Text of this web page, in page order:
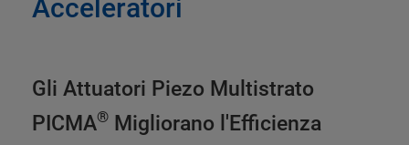
Acceleratori
Gli Attuatori Piezo Multistrato
PICMA® Migliorano l'Efficienza